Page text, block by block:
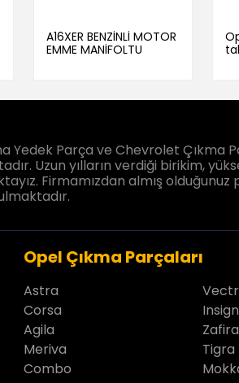
A16XER BENZİNLİ MOTOR
EMME MANİFOLTU
Yedek Parça ve Chevrolet Çıkma
Uzun yılların verdiği birikim,
Firmamızdan almış
Opel Çıkma Parçaları
Astra
Corsa
Agila
Zafira
Meriva
Tigra
Combo